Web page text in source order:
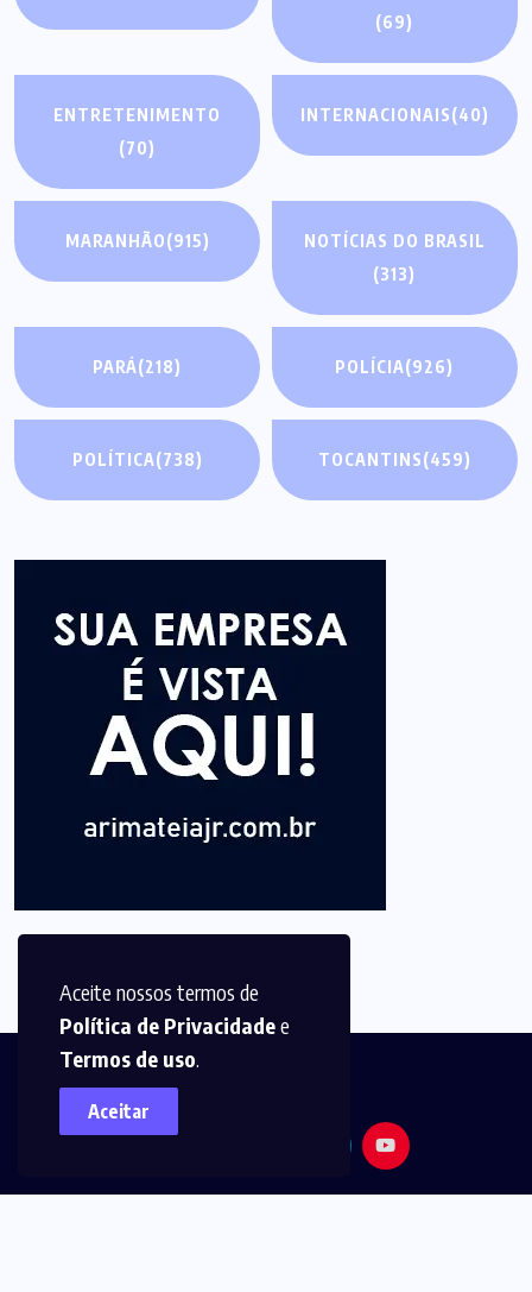
Aceite nossos termos de
Política de Privacidadee
Termos de uso.
Aceitar
(69)
ENTRETENIMENTO
(70)
INTERNACIONAIS(40)
MARANHÃO(915)
NOTÍCIAS DO BRASIL
(313)
PARÁ(218) POLÍCIA(926)
POLÍTICA(738) TOCANTINS(459)